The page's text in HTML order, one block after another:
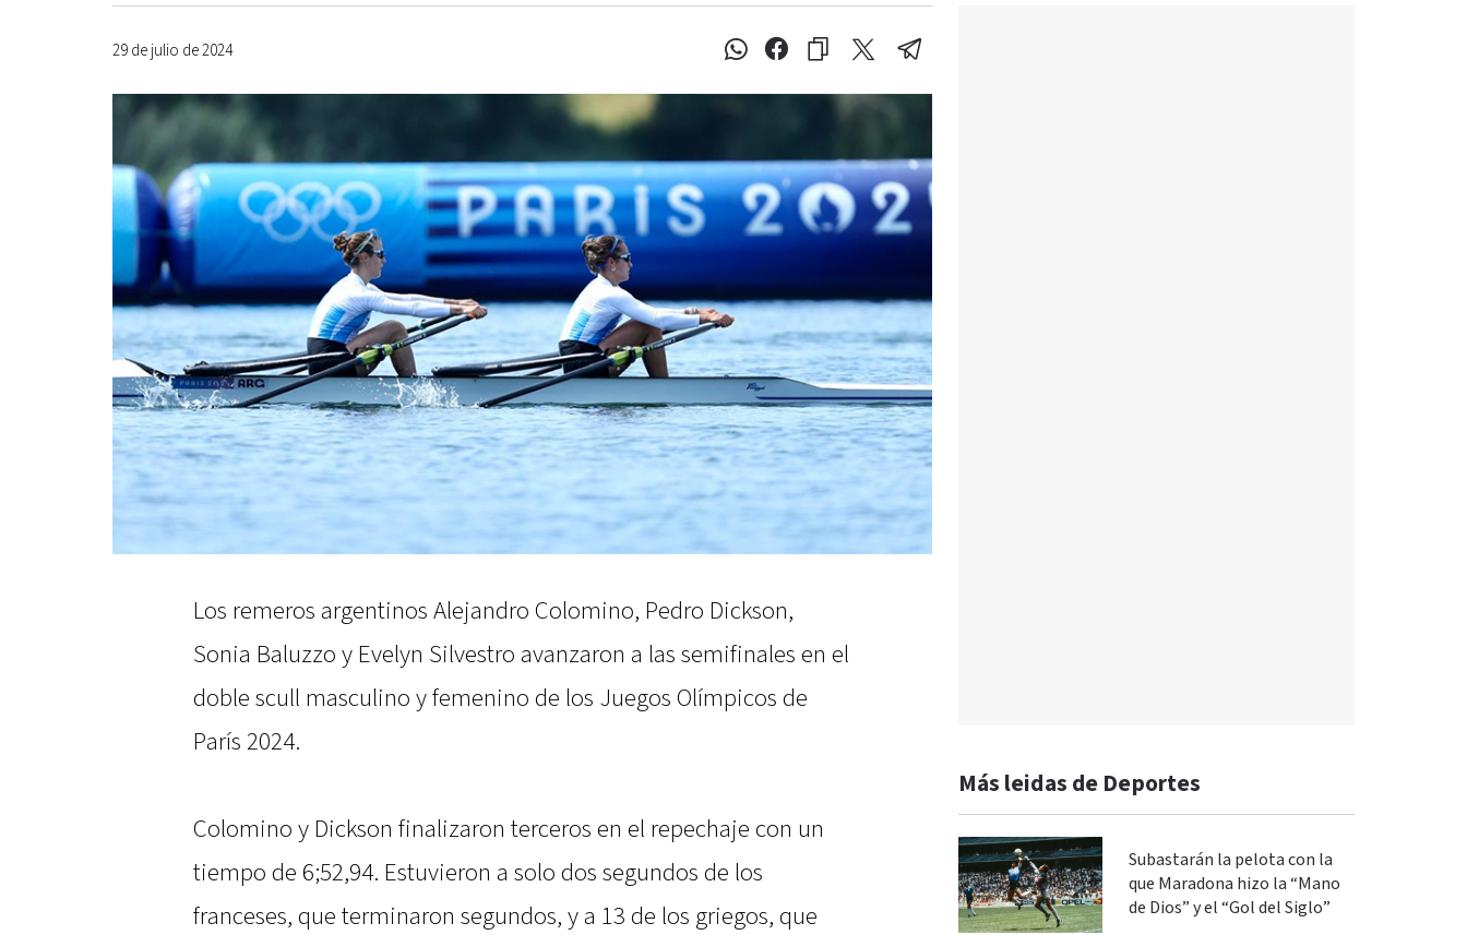
29 de julio de 2024
Los remeros argentinos Alejandro Colomino, Pedro Dickson,
Sonia Baluzzo y Evelyn Silvestro avanzaron a las semifinales en el
doble scull masculino y femenino de los Juegos Olímpicos de
París 2024.
Colomino y Dickson finalizaron terceros en el repechaje con un
tiempo de 6;52,94. Estuvieron a solo dos segundos de los
franceses, que terminaron segundos, y a 13 de los griegos, que
Más leidas de Deportes
Subastarán la pelota con la
que Maradona hizo la “Mano
de Dios” y el “Gol del Siglo”